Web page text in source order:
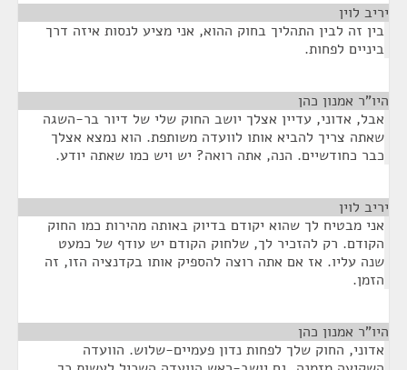
יריב לוין
בין זה לבין התהליך בחוק ההוא, אני מציע לנסות איזה דרך
ביניים לפחות.
היו"ר אמנון כהן
אבל, אדוני, עדיין אצלך יושב החוק שלי של דיור בר-השגה
שאתה צריך להביא אותו לוועדה משותפת. הוא נמצא אצלך
כבר כחודשיים. הנה, אתה רואה? יש ויש כמו שאתה יודע.
יריב לוין
אני מבטיח לך שהוא יקודם בדיוק באותה מהירות כמו החוק
הקודם. רק להזכיר לך, שלחוק הקודם יש עודף של כמעט
שנה עליו. אז אם אתה רוצה להספיק אותו בקדנציה הזו, זה
הזמן.
היו"ר אמנון כהן
אדוני, החוק שלך לפחות נדון פעמיים-שלוש. הוועדה